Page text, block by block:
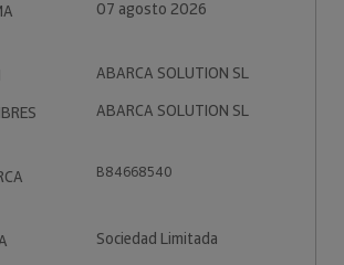
07 agosto 2026
ABARCA SOLUTION SL
ABARCA SOLUTION SL
B84668540
Sociedad Limitada